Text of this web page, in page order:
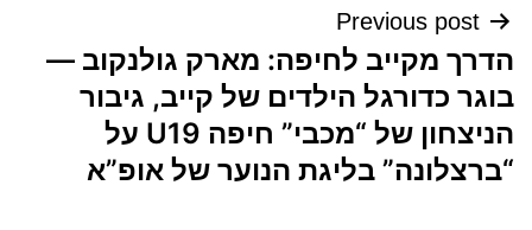
ניווט
Previous post
הדרך מקייב לחיפה: מארק גולנקוב —
בוגר כדורגל הילדים של קייב, גיבור
הניצחון של “מכבי” חיפה U19 על
“ברצלונה” בליגת הנוער של אופ”א